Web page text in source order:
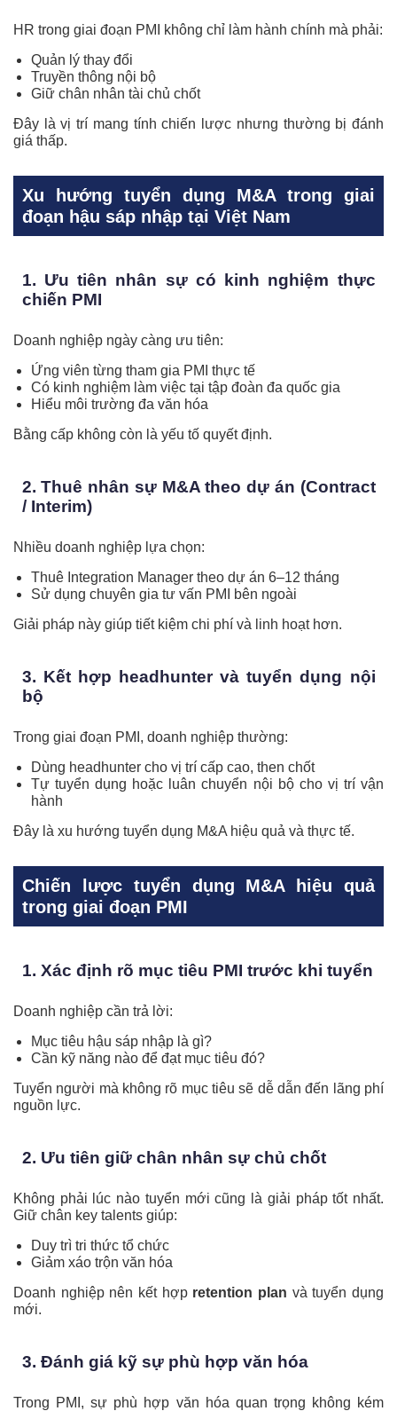
HR trong giai đoạn PMI không chỉ làm hành chính mà phải:
Quản lý thay đổi
Truyền thông nội bộ
Giữ chân nhân tài chủ chốt
Đây là vị trí mang tính chiến lược nhưng thường bị đánh
giá thấp.
Xu hướng tuyển dụng M&A trong giai
đoạn hậu sáp nhập tại Việt Nam
1. Ưu tiên nhân sự có kinh nghiệm thực
chiến PMI
Doanh nghiệp ngày càng ưu tiên:
Ứng viên từng tham gia PMI thực tế
Có kinh nghiệm làm việc tại tập đoàn đa quốc gia
Hiểu môi trường đa văn hóa
Bằng cấp không còn là yếu tố quyết định.
2. Thuê nhân sự M&A theo dự án (Contract
/ Interim)
Nhiều doanh nghiệp lựa chọn:
Thuê Integration Manager theo dự án 6–12 tháng
Sử dụng chuyên gia tư vấn PMI bên ngoài
Giải pháp này giúp tiết kiệm chi phí và linh hoạt hơn.
3. Kết hợp headhunter và tuyển dụng nội
bộ
Trong giai đoạn PMI, doanh nghiệp thường:
Dùng headhunter cho vị trí cấp cao, then chốt
Tự tuyển dụng hoặc luân chuyển nội bộ cho vị trí vận
hành
Đây là xu hướng tuyển dụng M&A hiệu quả và thực tế.
Chiến lược tuyển dụng M&A hiệu quả
trong giai đoạn PMI
1. Xác định rõ mục tiêu PMI trước khi tuyển
Doanh nghiệp cần trả lời:
Mục tiêu hậu sáp nhập là gì?
Cần kỹ năng nào để đạt mục tiêu đó?
Tuyển người mà không rõ mục tiêu sẽ dễ dẫn đến lãng phí
nguồn lực.
2. Ưu tiên giữ chân nhân sự chủ chốt
Không phải lúc nào tuyển mới cũng là giải pháp tốt nhất.
Giữ chân key talents giúp:
Duy trì tri thức tổ chức
Giảm xáo trộn văn hóa
Doanh nghiệp nên kết hợp retention plan và tuyển dụng
mới.
3. Đánh giá kỹ sự phù hợp văn hóa
Trong PMI, sự phù hợp văn hóa quan trọng không kém